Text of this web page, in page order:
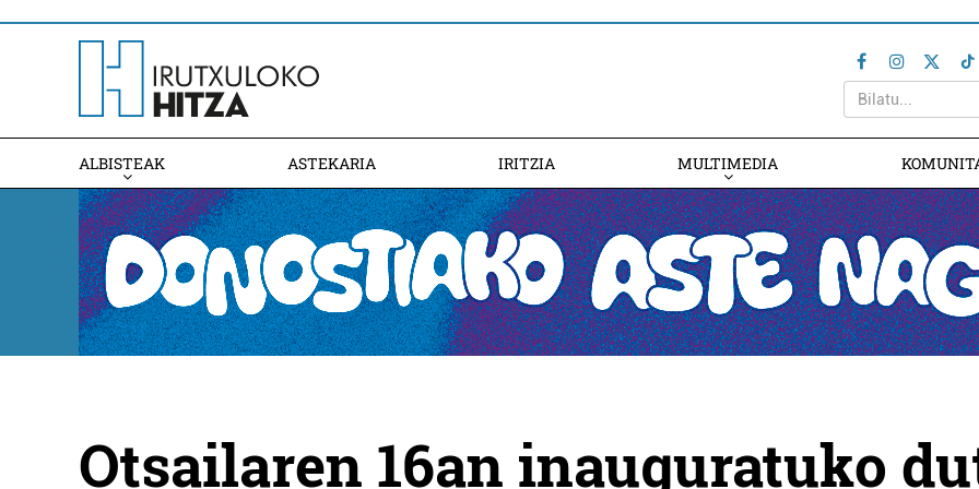
ALBISTEAK ASTEKARIA IRITZIA MULTIMEDIA
Otsailaren 16an inauguratuko